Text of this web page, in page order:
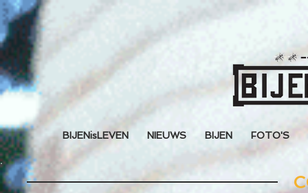
BIJENisLEVEN NIEUWS BIJEN FOTO'S